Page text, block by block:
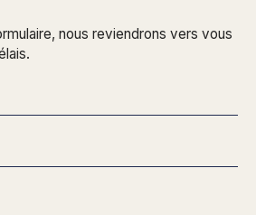
nous reviendrons vers vous